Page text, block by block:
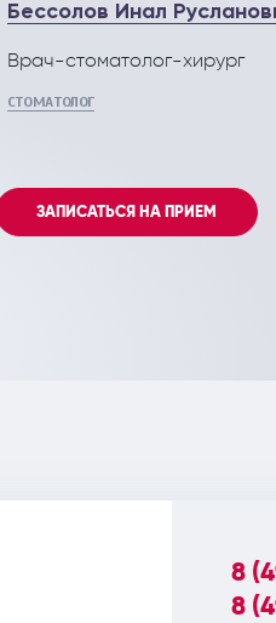
Бессолов Инал
Врач-стоматолог-хирург
СТОМАТОЛОГ
ЗАПИСАТЬСЯ НА ПРИЕМ
8
8